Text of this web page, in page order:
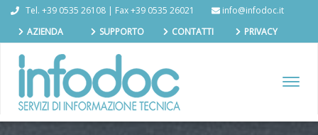
Tel. +39 0535 26108 | Fax +39 0535 26021
info@infodoc.it
AZIENDA
SUPPORTO CONTATTI PRIVACY